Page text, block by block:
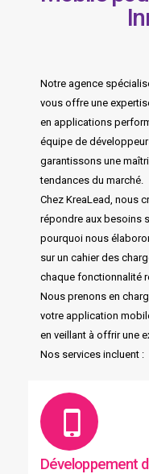
Notre agence
vous offre une
en applications
équipe de
garantissons une
tendances du marché.
Chez KreaLead, nous
répondre aux besoins
pourquoi nous
sur un cahier des
chaque fonctionnalité
Nous prenons en
votre application
en veillant à offrir une
Nos services incluent :
Développement